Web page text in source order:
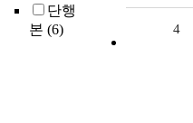
단행
본 (6) 4